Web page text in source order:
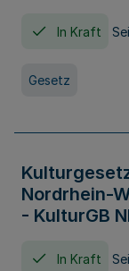
In Kraft
Gesetz
Nordrhein-
- KulturGB
In Kraft